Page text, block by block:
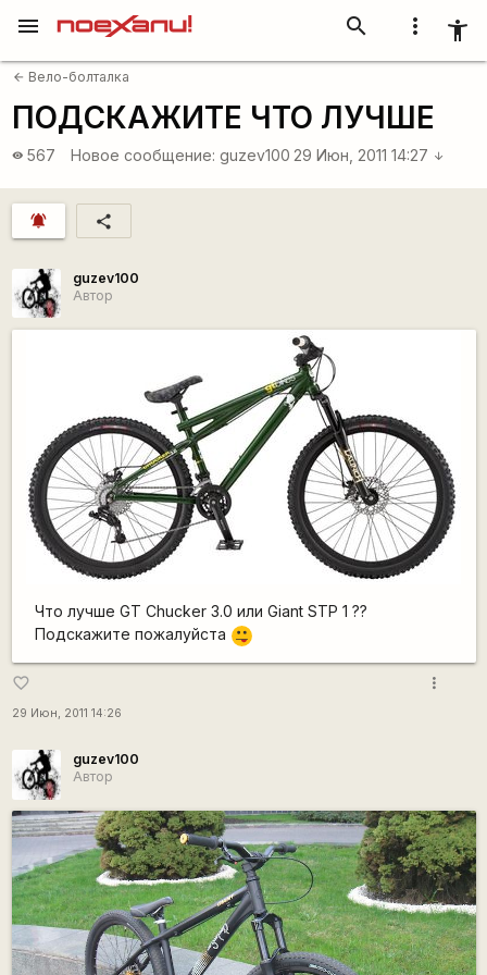
more_vert accessibility_new
search
menu
arrow_back Вело-болталка
ПОДСКАЖИТЕ ЧТО ЛУЧШЕ
visibility 567 Новое сообщение: guzev100 29 Июн, 2011 14:27 arrow_downward
notifications_active share
guzev100
Автор
Что лучше GT Chucker 3.0 или Giant STP 1 ??
Подскажите пожалуйста :P
favorite_border
29 Июн, 2011 14:26
more_vert
guzev100
Автор